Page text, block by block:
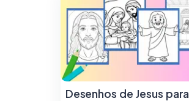
Desenhos de Jesus para